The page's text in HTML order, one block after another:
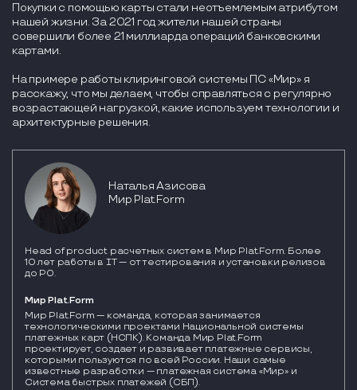
Покупки с помощью карты стали неотъемлемым атрибутом
нашей жизни. За 2021 год жители нашей страны
совершили более 21 миллиарда операций банковскими
картами.
На примере работы клиринговой системы ПС «Мир» я
расскажу, что мы делаем, чтобы справляться с регулярно
возрастающей нагрузкой, какие используем технологии и
архитектурные решения.
Наталья Азисова
Мир Plat.Form
Head of product расчетных систем в Мир Plat.Form. Более
10 лет работы в IТ — от тестирования и установки релизов
до PO.
Мир Plat.Form
Мир Plat.Form — команда, которая занимается
технологическими проектами Национальной системы
платежных карт (НСПК). Команда Мир Plat.Form
проектирует, создает и развивает платежные сервисы,
которыми пользуются по всей России. Наши самые
известные разработки — платежная система «Мир» и
Система быстрых платежей (СБП).